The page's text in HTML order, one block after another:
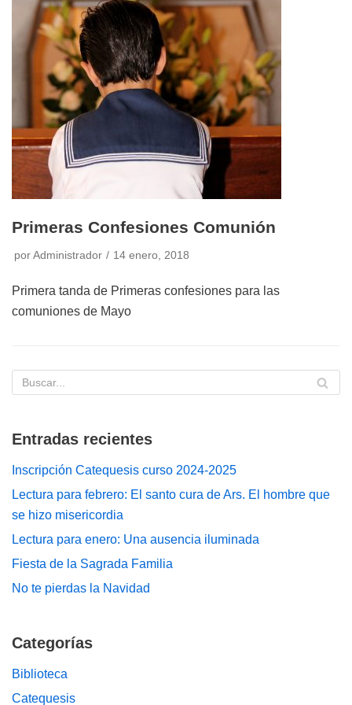
Primeras Confesiones Comunión
por Administrador 14 enero, 2018
Primera tanda de Primeras confesiones para las
comuniones de Mayo
Entradas recientes
Inscripción Catequesis curso 2024-2025
Lectura para febrero: El santo cura de Ars. El hombre que
se hizo misericordia
Lectura para enero: Una ausencia iluminada
Fiesta de la Sagrada Familia
No te pierdas la Navidad
Categorías
Biblioteca
Catequesis